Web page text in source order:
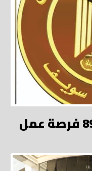
مديرية العمل توفر 895 فرصة عمل